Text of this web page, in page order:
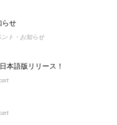
らせ
ント・お知らせ
本語版リリース！